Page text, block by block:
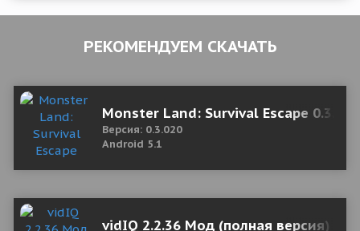
РЕКОМЕНДУЕМ СКАЧАТЬ
Monster Land: Survival Escape
Версия: 0.3.020
Android 5.1
vidIQ 2.2.36 Мод (полная версия)